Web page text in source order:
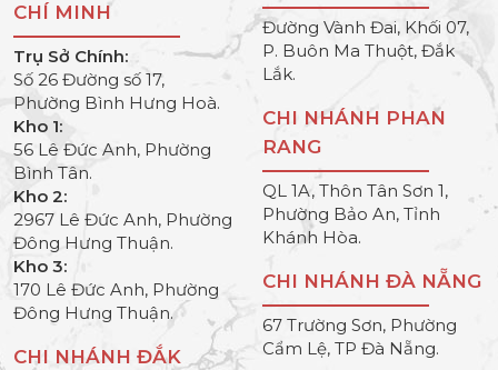
CHÍ MINH
Trụ Sở Chính:
Số 26 Đường số 17,
Phường Bình Hưng Hoà.
Kho 1:
56 Lê Đức Anh, Phường
Bình Tân.
Kho 2:
2967 Lê Đức Anh, Phường
Đông Hưng Thuận.
Kho 3:
170 Lê Đức Anh, Phường
Đông Hưng Thuận.
CHI NHÁNH ĐẮK
Đường Vành Đai, Khối 07,
P. Buôn Ma Thuột, Đắk
Lắk.
CHI NHÁNH PHAN
RANG
QL 1A, Thôn Tân Sơn 1,
Phường Bảo An, Tỉnh
Khánh Hòa.
CHI NHÁNH ĐÀ NẴNG
67 Trường Sơn, Phường
Cẩm Lệ, TP Đà Nẵng.